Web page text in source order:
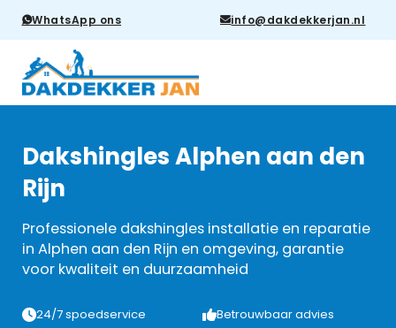
WhatsApp ons info@dakdekkerjan.nl
Dakshingles Alphen aan den
Rijn
Professionele dakshingles installatie en reparatie
in Alphen aan den Rijn en omgeving, garantie
voor kwaliteit en duurzaamheid
24/7 spoedservice Betrouwbaar advies